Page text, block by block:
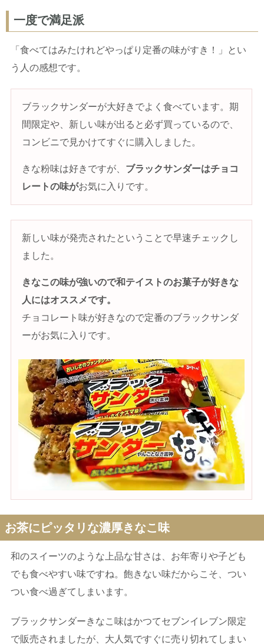
一度で満足派
「食べてはみたけれどやっぱり定番の味がすき！」とい
う人の感想です。
ブラックサンダーが大好きでよく食べています。期
間限定や、新しい味が出ると必ず買っているので、
コンビニで見かけてすぐに購入しました。
きな粉味は好きですが、 ブラックサンダーはチョコ
レートの味がお気に入りです。
新しい味が発売されたということで早速チェックし
ました。
きなこの味が強いので和テイストのお菓子が好きな
人にはオススメです。
チョコレート味が好きなので定番のブラックサンダ
ーがお気に入りです。
お茶にピッタリな濃厚きなこ味
和のスイーツのような上品な甘さは、お年寄りや子ども
でも食べやすい味ですね。飽きない味だからこそ、つい
つい食べ過ぎてしまいます。
ブラックサンダーきなこ味はかつてセブンイレブン限定
で販売されましたが、大人気ですぐに売り切れてしまい